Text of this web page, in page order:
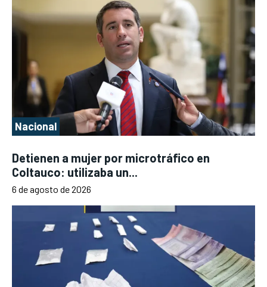
Nacional
Detienen a mujer por microtráfico en
Coltauco: utilizaba un...
6 de agosto de 2026